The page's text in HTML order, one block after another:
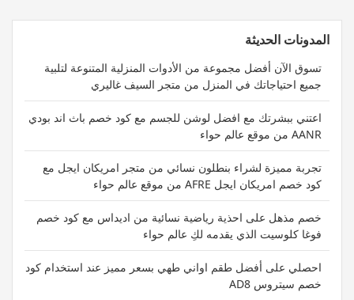
المدونات الحديثة
تسوق الآن أفضل مجموعة من الأدوات المنزلية المتنوعة لتلبية
جميع احتياجاتك في المنزل من متجر السيف غاليري
اعتني ببشرتك مع افضل لوشن للجسم مع كود خصم باث اند بودي
AANR من موقع عالم حواء
تجربة مميزة لشراء بنطلون نسائي من متجر امريكان ايجل مع
كود خصم امريكان ايجل AFRE من موقع عالم حواء
خصم مذهل على احذية رياضية نسائية من اديداس مع كود خصم
فوغا كلوسيت الذي يقدمه لكِ عالم حواء
احصلي على أفضل طقم اواني طهي بسعر مميز عند استخدام كود
خصم سيتروس AD8